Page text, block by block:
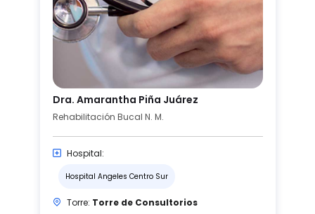
Dra. Amarantha Piña Juárez
Rehabilitación Bucal N. M.
Hospital:
Hospital Angeles Centro Sur
Torre: Torre de Consultorios